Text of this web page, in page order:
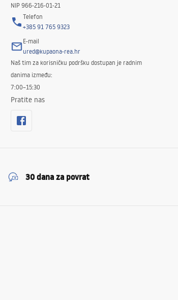
NIP 966-216-01-21
Telefon
+385 91 765 9323
E-mail
ured@kupaona-rea.hr
Naš tim za korisničku podršku dostupan je radnim
danima između:
7:00–15:30
Pratite nas
30 dana za povrat